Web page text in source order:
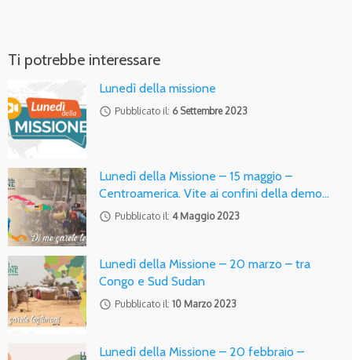
Ti potrebbe interessare
Lunedì della missione
access_time Pubblicato il: 6 Settembre 2023
Lunedì della Missione – 15 maggio –
Centroamerica. Vite ai confini della demo…
access_time Pubblicato il: 4 Maggio 2023
Lunedì della Missione – 20 marzo – tra
Congo e Sud Sudan
access_time Pubblicato il: 10 Marzo 2023
Lunedì della Missione – 20 febbraio –